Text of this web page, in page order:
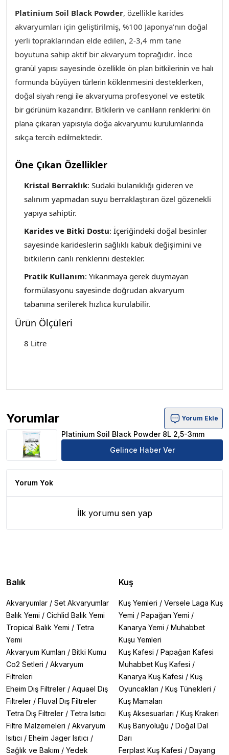
Platinium Soil Black Powder, özellikle karides
akvaryumları için geliştirilmiş, %100 Japonya'nın doğal
yerli topraklarından elde edilen, 2-3,4 mm tane
boyutuna sahip aktif bir akvaryum toprağıdır. İnce
granül yapısı sayesinde özellikle ön plan bitkilerinin ve halı
formunda büyüyen türlerin köklenmesini desteklerken,
doğal siyah rengi ile akvaryuma profesyonel ve estetik
bir görünüm kazandırır. Bitkilerin ve canlıların renklerini ön
plana çıkaran yapısıyla doğa akvaryumu kurulumlarında
sıkça tercih edilmektedir.
Öne Çıkan Özellikler
Kristal Berraklık: Sudaki bulanıklığı gideren ve
salınım yapmadan suyu berraklaştıran özel gözenekli
yapıya sahiptir.
Karides ve Bitki Dostu: İçeriğindeki doğal besinler
sayesinde karideslerin sağlıklı kabuk değişimini ve
bitkilerin canlı renklerini destekler.
Pratik Kullanım: Yıkanmaya gerek duymayan
formülasyonu sayesinde doğrudan akvaryum
tabanına serilerek hızlıca kurulabilir.
Ürün Ölçüleri
8 Litre
Yorumlar
Platinium Soil Black Powder 8L 2,5-3mm Ürün Yorumları
Yorum Ekle
Platinium Soil Black Powder 8L 2,5-3mm
Gelince Haber Ver
Yorum Yok
İlk yorumu sen yap
Balık
Akvaryumlar / Set Akvaryumlar
Balık Yemi / Cichlid Balık Yemi
Tropical Balık Yemi / Tetra
Yemi
Akvaryum Kumları / Bitki Kumu
Co2 Setleri / Akvaryum
Filtreleri
Eheim Dış Filtreler / Aquael Dış
Filtreler / Fluval Dış Filtreler
Tetra Dış Filtreler / Tetra Isıtıcı
Filtre Malzemeleri / Akvaryum
Isıtıcı / Eheim Jager Isıtıcı /
Sağlık ve Bakım / Yedek
Kuş
Kuş Yemleri / Versele Laga Kuş
Yemi / Papağan Yemi /
Kanarya Yemi / Muhabbet
Kuşu Yemleri
Kuş Kafesi / Papağan Kafesi
Muhabbet Kuş Kafesi /
Kanarya Kuş Kafesi / Kuş
Oyuncakları / Kuş Tünekleri /
Kuş Mamaları
Kuş Aksesuarları / Kuş Krakeri
Kuş Banyoluğu / Doğal Dal
Darı
Ferplast Kuş Kafesi / Dayang